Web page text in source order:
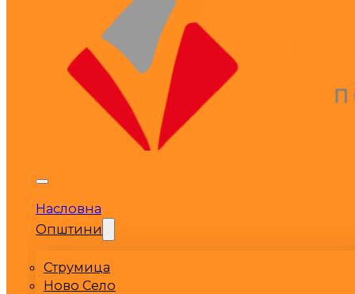
Насловна
Општини
Струмица
Ново Село